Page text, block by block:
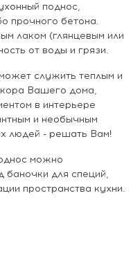
поднос,
прочного бетона.
лаком (глянцевым или
от воды и грязи.
служить теплым и
Вашего дома,
в интерьере
и необычным
людей - решать Вам!
можно
баночки для специй,
пространства кухни.